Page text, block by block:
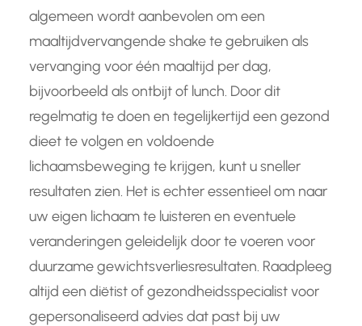
algemeen wordt aanbevolen om een
maaltijdvervangende shake te gebruiken als
vervanging voor één maaltijd per dag,
bijvoorbeeld als ontbijt of lunch. Door dit
regelmatig te doen en tegelijkertijd een gezond
dieet te volgen en voldoende
lichaamsbeweging te krijgen, kunt u sneller
resultaten zien. Het is echter essentieel om naar
uw eigen lichaam te luisteren en eventuele
veranderingen geleidelijk door te voeren voor
duurzame gewichtsverliesresultaten. Raadpleeg
altijd een diëtist of gezondheidsspecialist voor
gepersonaliseerd advies dat past bij uw